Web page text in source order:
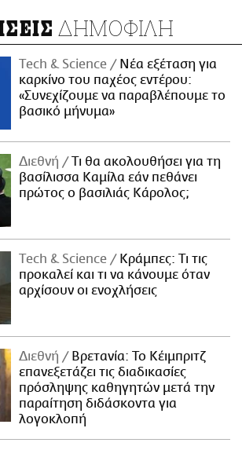
ΔΗΜΟΦΙΛΗ
Τech & Science
Νέα εξέταση για
καρκίνο του παχέος εντέρου:
«Συνεχίζουμε να παραβλέπουμε το
βασικό μήνυμα»
Διεθνή
Τι θα ακολουθήσει για τη
βασίλισσα Καμίλα εάν πεθάνει
πρώτος ο βασιλιάς Κάρολος;
Τech & Science
Κράμπες: Τι τις
προκαλεί και τι να κάνουμε όταν
αρχίσουν οι ενοχλήσεις
Διεθνή
Βρετανία: Το Κέιμπριτζ
επανεξετάζει τις διαδικασίες
πρόσληψης καθηγητών μετά την
παραίτηση διδάσκοντα για
λογοκλοπή